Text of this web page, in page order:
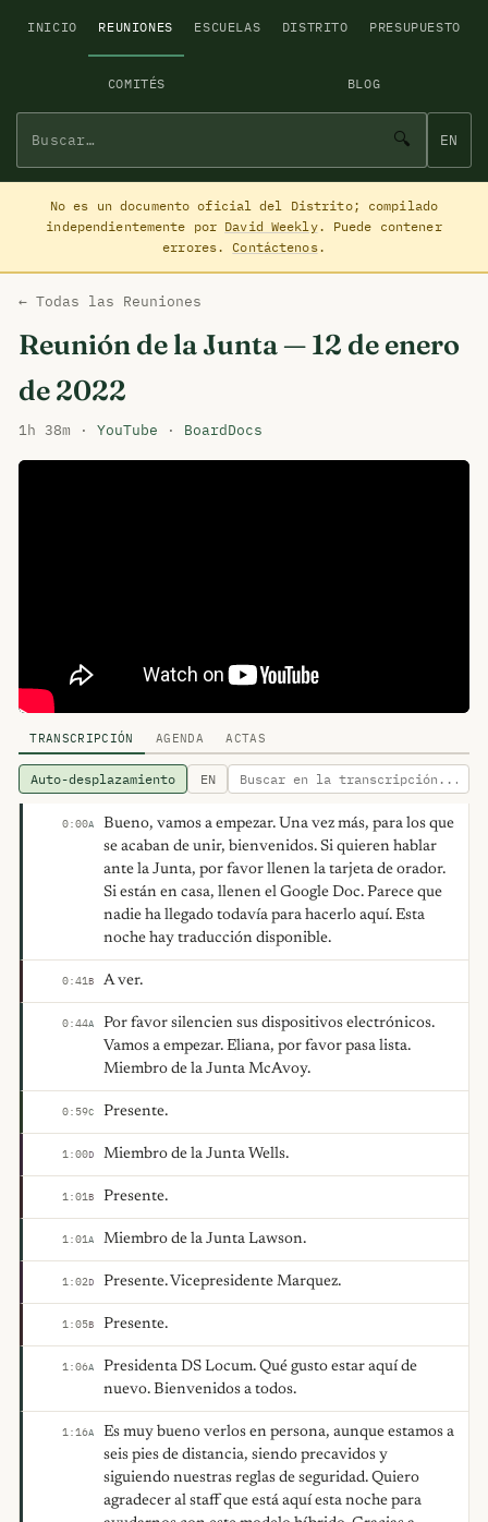
INICIO REUNIONES ESCUELAS DISTRITO PRESUPUESTO
COMITÉS BLOG
🔍 EN
No es un documento oficial del Distrito; compilado
independientemente por David Weekly. Puede contener
errores. Contáctenos.
← Todas las Reuniones
Reunión de la Junta — 12 de enero
de 2022
1h 38m · YouTube · BoardDocs
TRANSCRIPCIÓN AGENDA ACTAS
Auto-desplazamiento EN
0:00A
Bueno, vamos a empezar. Una vez más, para los que
se acaban de unir, bienvenidos. Si quieren hablar
ante la Junta, por favor llenen la tarjeta de orador.
Si están en casa, llenen el Google Doc. Parece que
nadie ha llegado todavía para hacerlo aquí. Esta
noche hay traducción disponible.
0:41B A ver.
0:44A
Por favor silencien sus dispositivos electrónicos.
Vamos a empezar. Eliana, por favor pasa lista.
Miembro de la Junta McAvoy.
0:59C Presente.
1:00D Miembro de la Junta Wells.
1:01B Presente.
1:01A Miembro de la Junta Lawson.
1:02D Presente. Vicepresidente Marquez.
1:05B Presente.
1:06A
Presidenta DS Locum. Qué gusto estar aquí de
nuevo. Bienvenidos a todos.
1:16A
Es muy bueno verlos en persona, aunque estamos a
seis pies de distancia, siendo precavidos y
siguiendo nuestras reglas de seguridad. Quiero
agradecer al staff que está aquí esta noche para